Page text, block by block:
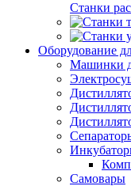
Станки
Оборудование
Машинки
Самовары